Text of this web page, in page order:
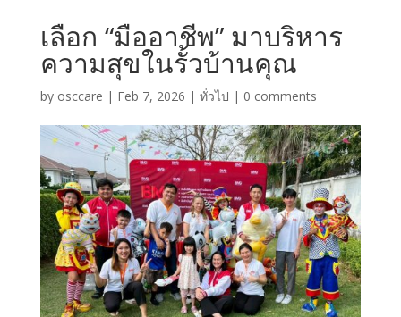
เลือก “มืออาชีพ” มาบริหาร
ความสุขในรั้วบ้านคุณ
by osccare | Feb 7, 2026 | ทั่วไป | 0 comments